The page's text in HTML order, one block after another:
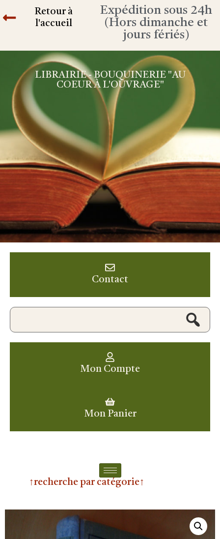
Retour à
l'accueil
Expédition sous 24h
(Hors dimanche et
jours fériés)
LIBRAIRIE - BOUQUINERIE "AU
COEUR À L'OUVRAGE"
Contact
Mon Compte
Mon Panier
↑recherche par catégorie↑